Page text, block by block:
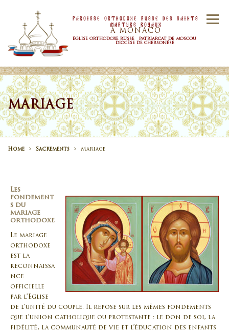
Menu
Paroisse Orthodoxe Russe Des Saints
Martyrs Royaux
À MONACO
ÉGLISE ORTHODOXE RUSSE PATRIARCAT DE MOSCOU
DIOCÉSE DE CHERSONÉSE
ACCUEIL PAROISSE NOUVELLES
HORAIRE SACREMENTS
MARIAGE
Home > Sacrements > Mariage
Les
fondement
s du
mariage
orthodoxe
Le mariage
orthodoxe
est la
reconnaissa
nce
officielle
par l’Eglise
de l’unité du couple. Il repose sur les mêmes fondements
que l’union catholique ou protestante : le don de soi, la
fidélité, la communauté de vie et l’éducation des enfants